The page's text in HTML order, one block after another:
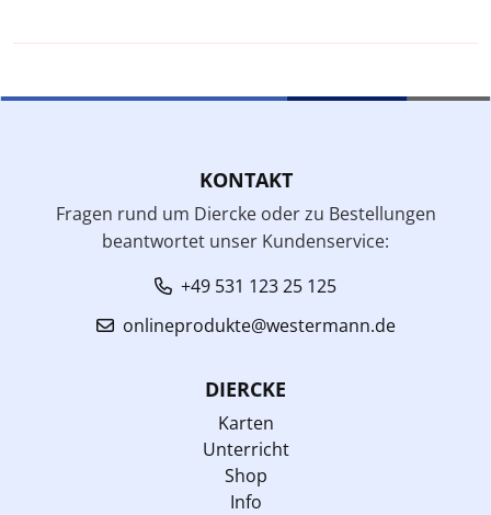
KONTAKT
Fragen rund um Diercke oder zu Bestellungen
beantwortet unser Kundenservice:
+49 531 123 25 125
onlineprodukte@westermann.de
DIERCKE
Karten
Unterricht
Shop
Info